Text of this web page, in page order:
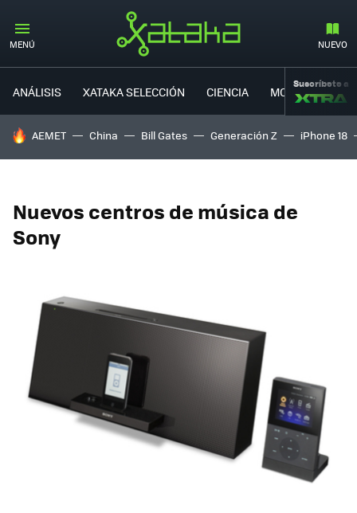
MENÚ NUEVO
ANÁLISIS XATAKA SELECCIÓN CIENCIA MOVILIDAD
Suscríbete a
HOY SE HABLA DE
AEMET China Bill Gates Generación Z iPhone 18
Nuevos centros de música de
Sony